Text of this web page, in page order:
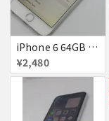
iPhone 6 64GB Softbank
¥2,480